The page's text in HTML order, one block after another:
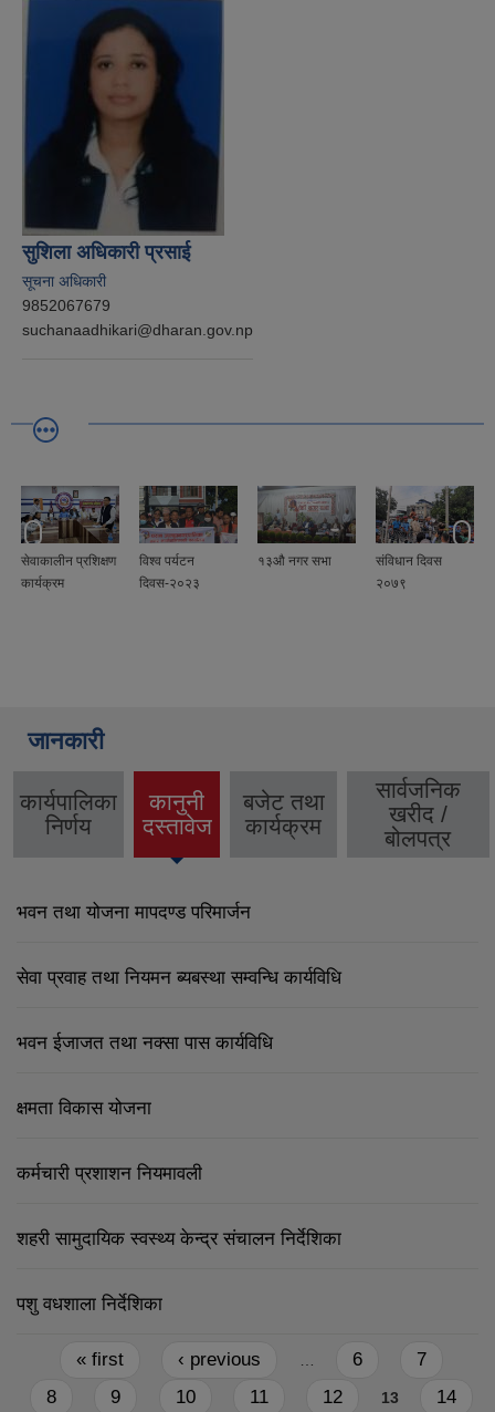
सुशिला अधिकारी प्रसाई
सूचना अधिकारी
9852067679
suchanaadhikari@dharan.gov.np
सेवाकालीन प्रशिक्षण
कार्यक्रम
विश्व पर्यटन
दिवस-२०२३
१३औ नगर सभा
संविधान दिवस
२०७९
जानकारी
कार्यपालिका
निर्णय
कानुनी
दस्तावेज
(active
बजेट तथा
कार्यक्रम
सार्वजनिक
खरीद /
बोलपत्र
भवन तथा योजना मापदण्ड परिमार्जन
सेवा प्रवाह तथा नियमन ब्यबस्था सम्वन्धि कार्यविधि
भवन ईजाजत तथा नक्सा पास कार्यविधि
क्षमता विकास योजना
कर्मचारी प्रशाशन नियमावली
शहरी सामुदायिक स्वस्थ्य केन्द्र संचालन निर्देशिका
पशु वधशाला निर्देशिका
Pages
« first ‹ previous 6
7
8
9 10 11 12 13
14